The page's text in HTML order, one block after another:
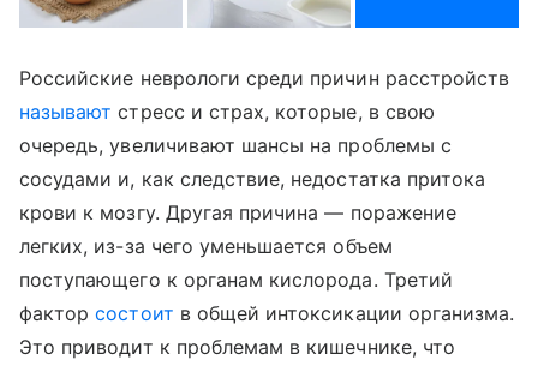
Российские неврологи среди причин расстройств
называют стресс и страх, которые, в свою
очередь, увеличивают шансы на проблемы с
сосудами и, как следствие, недостатка притока
крови к мозгу. Другая причина — поражение
легких, из-за чего уменьшается объем
поступающего к органам кислорода. Третий
факторсостоит в общей интоксикации организма.
Это приводит к проблемам в кишечнике, что